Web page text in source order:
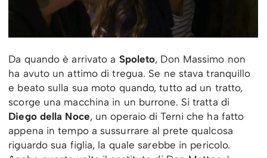
Da quando è arrivato a Spoleto, Don Massimo non
ha avuto un attimo di tregua. Se ne stava tranquillo
e beato sulla sua moto quando, tutto ad un tratto,
scorge una macchina in un burrone. Si tratta di
Diego della Noce, un operaio di Terni che ha fatto
appena in tempo a sussurrare al prete qualcosa
riguardo sua figlia, la quale sarebbe in pericolo.